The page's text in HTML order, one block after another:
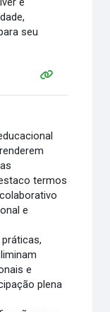
seu
termos
e
e
plena